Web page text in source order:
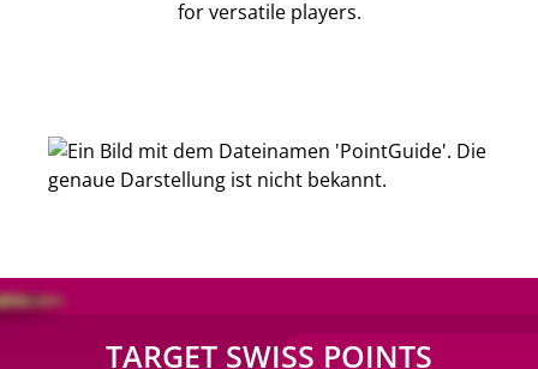
for versatile players.
TARGET SWISS POINTS